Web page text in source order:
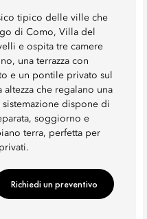
tipico delle ville che
di Como, Villa del
e ospita tre camere
una terrazza con
e un pontile privato sul
altezza che regalano una
dispone di
soggiorno e
terra, perfetta per
Richiedi un preventivo